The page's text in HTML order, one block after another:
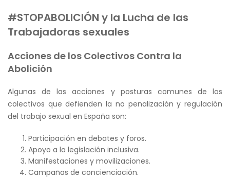
#STOPABOLICIÓN y la Lucha de las
Trabajadoras sexuales
Acciones de los Colectivos Contra la
Abolición
Algunas de las acciones y posturas comunes de los
colectivos que defienden la no penalización y regulación
del trabajo sexual en España son:
Participación en debates y foros.
Apoyo a la legislación inclusiva.
Manifestaciones y movilizaciones.
Campañas de concienciación.